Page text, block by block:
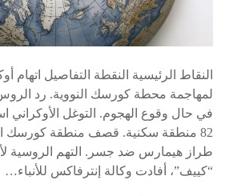
النقاط الرئيسية النقطة التفاصيل اتهام
لمهاجمة محطة كورسك النووية. رد
في حال وقوع الهجوم. التوغل الأوكراني
82 منطقة سكنية. قصف منطقة كورسك
طراز هيمارس ضد جسر. التهم الروسية
“كييف”، أفادت وكالة إنترفاكس للأنباء…